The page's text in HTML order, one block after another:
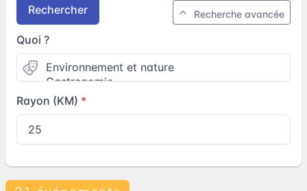
Rechercher Recherche avancée
Quoi ?
Rayon (KM)